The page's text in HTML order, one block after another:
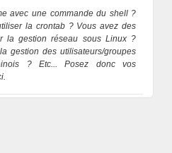
avec une commande du shell ?
la crontab ? Vous avez des
la gestion réseau sous Linux ?
gestion des utilisateurs/groupes
? Etc... Posez donc vos